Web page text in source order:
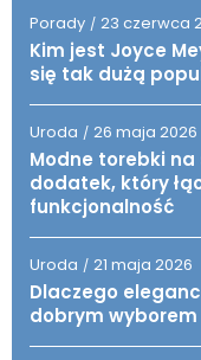
Porady / 23 czerwca
Kim jest Joyce
się tak dużą
Uroda / 26 maja 2026
Modne torebki
dodatek, który
funkcjonalność
Uroda / 21 maja 2026
Dlaczego
dobrym